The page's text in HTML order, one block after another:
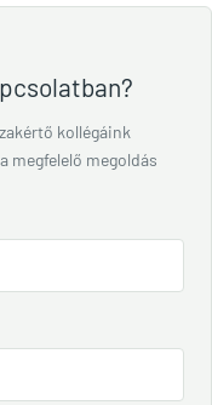
kollégáink
megfelelő megoldás